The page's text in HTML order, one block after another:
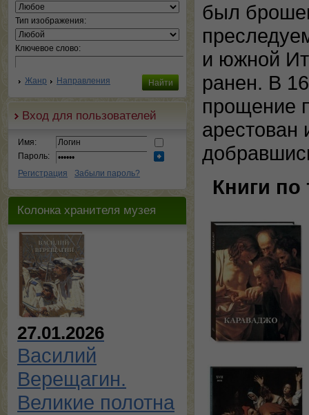
Тип изображения:
Ключевое слово:
Жанр Направления
Вход для пользователей
Имя:
Пароль:
Регистрация
Забыли пароль?
Колонка хранителя музея
27.01.2026
Василий
Верещагин.
Великие полотна
был
и южной
ранен. В
прощение
арестован
Книги по